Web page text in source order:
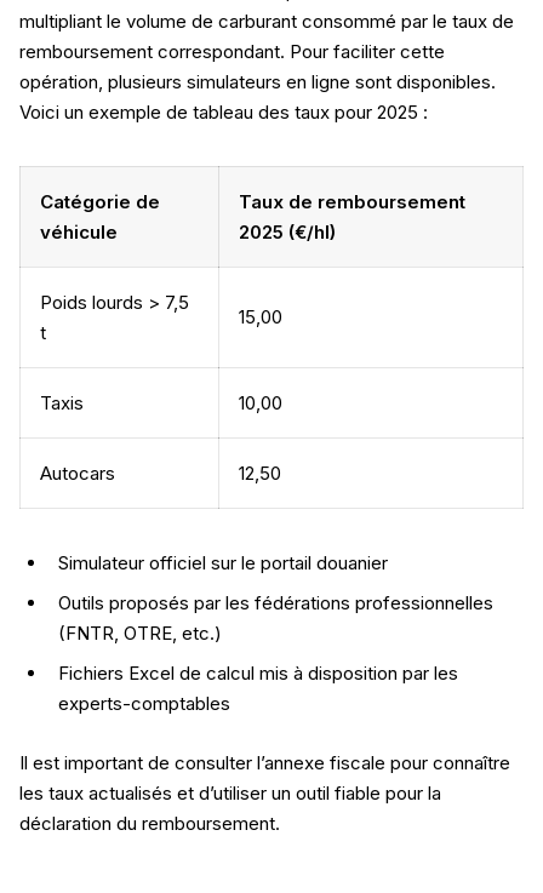
multipliant le volume de carburant consommé par le taux de
remboursement correspondant. Pour faciliter cette
opération, plusieurs simulateurs en ligne sont disponibles.
Voici un exemple de tableau des taux pour 2025 :
Catégorie de
véhicule
Taux de remboursement
2025 (€/hl)
Poids lourds > 7,5
t
15,00
Taxis 10,00
Autocars 12,50
Simulateur officiel sur le portail douanier
Outils proposés par les fédérations professionnelles
(FNTR, OTRE, etc.)
Fichiers Excel de calcul mis à disposition par les
experts-comptables
Il est important de consulter l’annexe fiscale pour connaître
les taux actualisés et d’utiliser un outil fiable pour la
déclaration du remboursement.